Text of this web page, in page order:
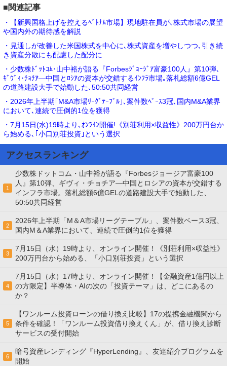
■関連記事
・【新興国格上げを控えるﾍﾞﾄﾅﾑ市場】現地駐在員が､株式市場の展望
や国内外の期待感を解説
・見通しが改善した米国株式を中心に､株式資産を増やしつつ､引き続
き資産分散にも配慮した配分に
・少数株ﾄﾞｯﾄｺﾑ･山中裕が語る『Forbesｼﾞｮｰｼﾞｱ富豪100人』第10弾､
ｷﾞｳﾞｨ･ﾁｮﾁｱ―中国とﾛｼｱの資本が交錯するｲﾝﾌﾗ市場｡落札総額6億GEL
の道路建設大手で始動した､50:50共同経営
・2026年上半期｢M&A市場ﾘｰｸﾞﾃｰﾌﾞﾙ｣､案件数ﾍﾞｰｽ3冠､国内M&A業界
において､連続で圧倒的1位を獲得
・7月15日(水)19時より､ｵﾝﾗｲﾝ開催!《別荘利用×収益性》200万円台か
ら始める､｢小口別荘投資｣という選択
アクセスランキング
1
少数株ドットコム・山中裕が語る『Forbesジョージア富豪100
人』第10弾、ギヴィ・チョチア―中国とロシアの資本が交錯する
インフラ市場。落札総額6億GELの道路建設大手で始動した、
50:50共同経営
2
2026年上半期「M＆A市場リーグテーブル」、案件数ベース3冠、
国内M＆A業界において、連続で圧倒的1位を獲得
3
7月15日（水）19時より、オンライン開催！《別荘利用×収益性》
200万円台から始める、「小口別荘投資」という選択
4
7月15日（水）17時より、オンライン開催！【金融資産1億円以上
の方限定】半導体・AIの次の「投資テーマ」は、どこにあるの
か？
5
【ワンルーム投資ローンの借り換え比較】17の提携金融機関から
条件を確認！「ワンルーム投資借り換えくん」が、借り換え診断
サービスの受付開始
6
暗号資産レンディング『HyperLending』、友達紹介プログラムを
開始